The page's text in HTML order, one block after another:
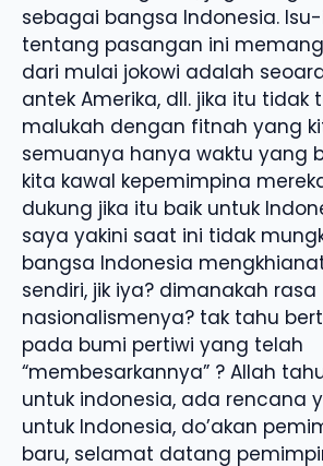
sebagai bangsa Indonesia.
tentang pasangan ini
dari mulai jokowi adalah
antek Amerika, dll. jika itu tidak
malukah dengan fitnah yang
semuanya hanya waktu yang
kita kawal kepemimpina
dukung jika itu baik untuk
saya yakini saat ini tidak
bangsa Indonesia
sendiri, jik iya? dimanakah rasa
nasionalismenya? tak tahu
pada bumi pertiwi yang telah
“membesarkannya” ? Allah
untuk indonesia, ada rencana
untuk Indonesia, do’akan
baru, selamat datang